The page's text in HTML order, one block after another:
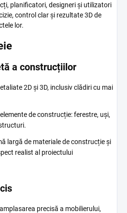
planificatori, designeri și utilizatori
control clar și rezultate 3D de
lor.
a construcțiilor
2D și 3D, inclusiv clădiri cu mai
de construcție: ferestre, uși,
largă de materiale de construcție și
realist al proiectului
precisă a mobilierului,